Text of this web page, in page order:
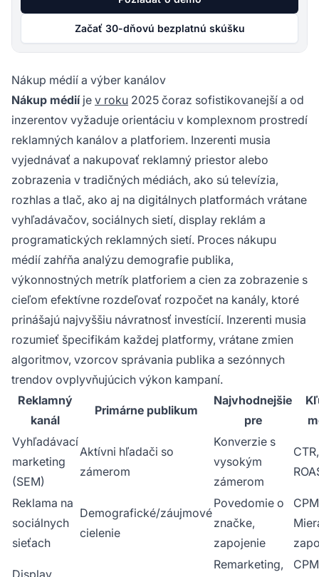
Začať 30-dňovú bezplatnú skúšku
Nákup médií a výber kanálov
Nákup médiíje v roku 2025 čoraz sofistikovanejší a od
inzerentov vyžaduje orientáciu v komplexnom prostredí
reklamných kanálov a platforiem. Inzerenti musia
vyjednávať a nakupovať reklamný priestor alebo
zobrazenia v tradičných médiách, ako sú televízia,
rozhlas a tlač, ako aj na digitálnych platformách vrátane
vyhľadávačov, sociálnych sietí, display reklám a
programatických reklamných sietí. Proces nákupu
médií zahŕňa analýzu demografie publika,
výkonnostných metrík platforiem a cien za zobrazenie s
cieľom efektívne rozdeľovať rozpočet na kanály, ktoré
prinášajú najvyššiu návratnosť investícií. Inzerenti musia
rozumieť špecifikám každej platformy, vrátane zmien
algoritmov, vzorcov správania publika a sezónnych
trendov ovplyvňujúcich výkon kampaní.
Reklamný
kanál
Primárne publikum
Najvhodnejšie
pre
Vyhľadávací
marketing
(SEM)
Aktívni hľadači so
zámerom
Konverzie s
vysokým
zámerom
Reklama na
sociálnych
sieťach
Demografické/záujmové
cielenie
Povedomie o
značke,
zapojenie
Remarketing,